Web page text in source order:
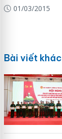
01/03/2015
Bài viết khác